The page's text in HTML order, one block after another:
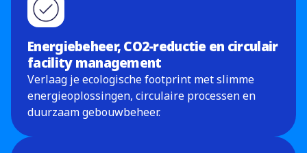
Energiebeheer, CO2-reductie en circulair
facility management
Verlaag je ecologische footprint met slimme
energieoplossingen, circulaire processen en
duurzaam gebouwbeheer.